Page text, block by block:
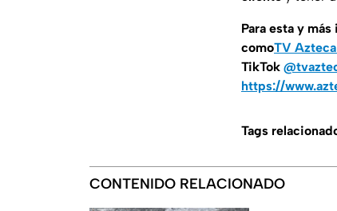
Para esta y
comoTV
TikTok
https://
Tags
CONTENIDO RELACIONADO